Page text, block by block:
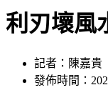
利刃壞風
記者：陳嘉貴
發佈時間：